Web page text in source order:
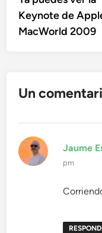
de
entradas
Keynote de
MacWorld 2009
Un
Jaume
pm